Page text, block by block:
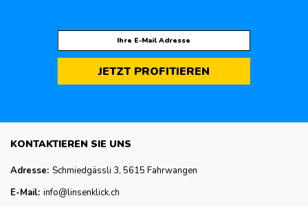
JETZT PROFITIEREN
KONTAKTIEREN SIE UNS
Adresse: Schmiedgässli 3, 5615 Fahrwangen
E-Mail: info@linsenklick.ch